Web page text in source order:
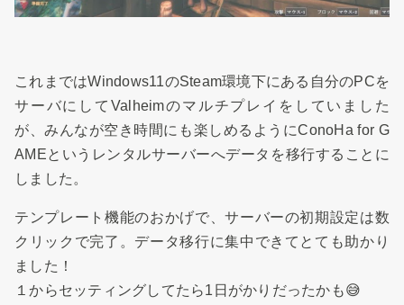
これまではWindows11のSteam環境下にある自分のPCを
サーバにしてValheimのマルチプレイをしていました
が、みんなが空き時間にも楽しめるようにConoHa for G
AMEというレンタルサーバーへデータを移行することに
しました。
テンプレート機能のおかげで、サーバーの初期設定は数
クリックで完了。データ移行に集中できてとても助かり
ました！
１からセッティングしてたら1日がかりだったかも😅